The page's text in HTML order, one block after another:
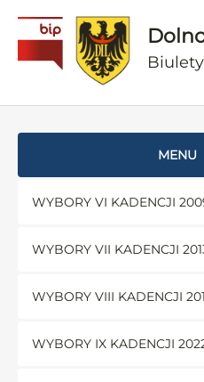
MENU
WYBORY VI KADENCJI
WYBORY VII KADENCJI
WYBORY VIII KADENCJI
WYBORY IX KADENCJI